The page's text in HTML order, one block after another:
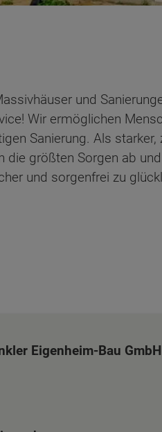
und
Wir ermöglichen
Sanierung. Als
größten Sorgen ab
und sorgenfrei zu
Eigenheim-Bau GmbH